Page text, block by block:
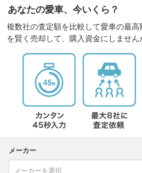
あなたの愛車、今いくら？
複数社の査定額を比較して愛車の最
を賢く売却して、購入資金にしません
メーカー